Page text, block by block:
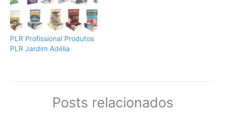
PLR Profissional Produtos
PLR Jardim Adélia
Posts relacionados